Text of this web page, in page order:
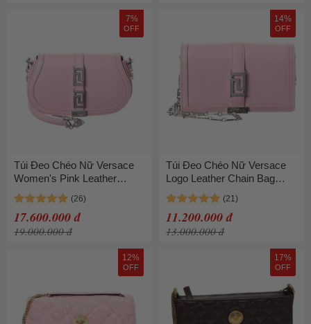
7%
OFF
Túi Đeo Chéo Nữ Versace
Women's Pink Leather
Shoulder Bag Màu Hồng
17.600.000 đ
19.000.000 đ
14%
OFF
Túi Đeo Chéo Nữ Versace
Logo Leather Chain Bag
Pink Màu Hồng
11.200.000 đ
13.000.000 đ
12%
OFF
17%
OFF